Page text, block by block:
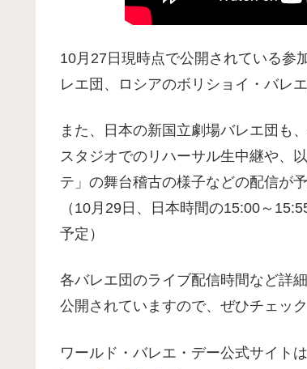
10月27日現時点で公開されている参
レエ団、ロシアのボリショイ・バレエ
また、日本の新国立劇場バレエ団も
スタジオでのリハーサル生中継や、
テ」の舞台稽古の様子などの配信が
（10月29日、日本時間の15:00～
予定）
各バレエ団のライブ配信時間など詳
公開されていますので、ぜひチェッ
ワールド・バレエ・デー公式サイト